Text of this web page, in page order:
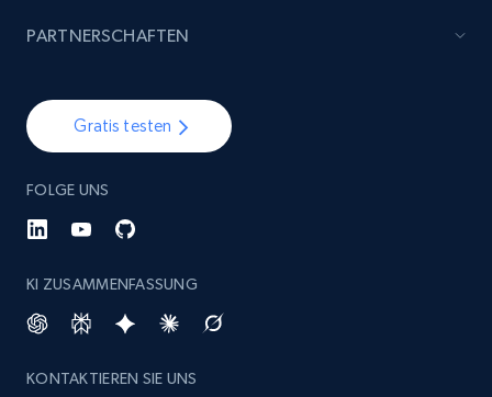
Gratis testen
FOLGE UNS
KI ZUSAMMENFASSUNG
KONTAKTIEREN SIE UNS
PARTNERSCHAFTEN